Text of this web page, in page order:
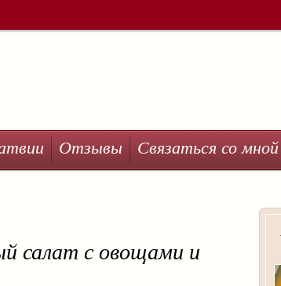
Отзывы Связаться со мной
салат с овощами и